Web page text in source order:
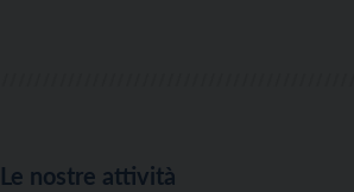
Le nostre attività